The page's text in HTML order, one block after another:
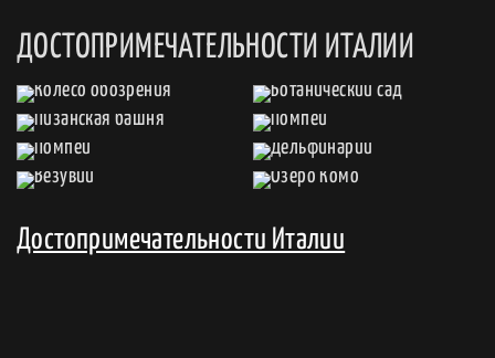
ДОСТОПРИМЕЧАТЕЛЬНОСТИ ИТАЛИИ
Достопримечательности Италии